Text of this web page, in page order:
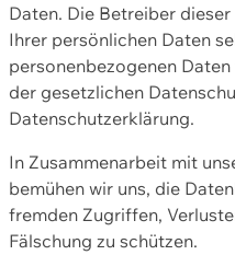
Daten. Die Betreiber
Ihrer persönlichen Daten
personenbezogenen
der gesetzlichen
Datenschutzerklärung.
In Zusammenarbeit mit
bemühen wir uns, die
fremden Zugriffen,
Fälschung zu schützen.